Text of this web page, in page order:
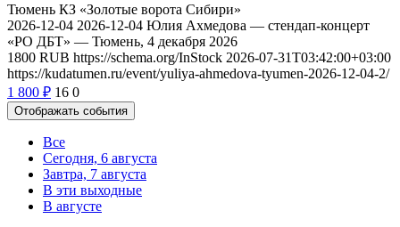
Тюмень КЗ «Золотые ворота Сибири»
2026-12-04 2026-12-04 Юлия Ахмедова — стендап-концерт
«РО ДБТ» — Тюмень, 4 декабря 2026
1800 RUB https://schema.org/InStock 2026-07-31T03:42:00+03:00
https://kudatumen.ru/event/yuliya-ahmedova-tyumen-2026-12-04-2/
1 800 ₽ 16 0
Отображать события
Все
Сегодня, 6 августа
Завтра, 7 августа
В эти выходные
В августе